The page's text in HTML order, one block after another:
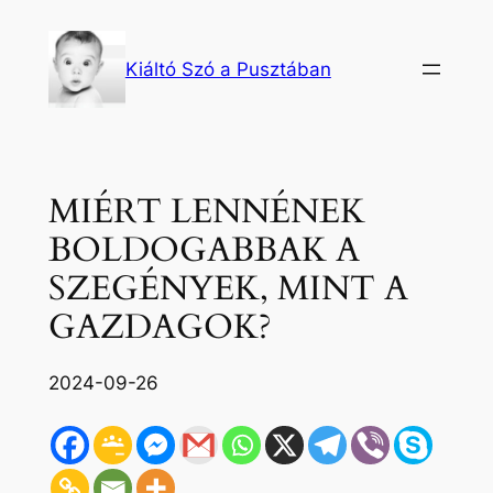
tartalomhoz
Kiáltó Szó a Pusztában
MIÉRT LENNÉNEK
BOLDOGABBAK A
SZEGÉNYEK, MINT A
GAZDAGOK?
2024-09-26